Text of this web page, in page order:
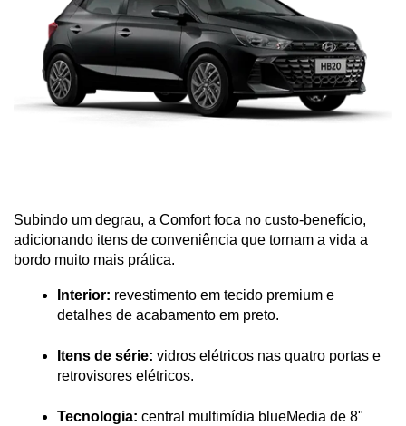
Subindo um degrau, a Comfort foca no custo-benefício,
adicionando itens de conveniência que tornam a vida a
bordo muito mais prática.
Interior: revestimento em tecido premium e
detalhes de acabamento em preto.
Itens de série: vidros elétricos nas quatro portas e
retrovisores elétricos.
Tecnologia: central multimídia blueMedia de 8"